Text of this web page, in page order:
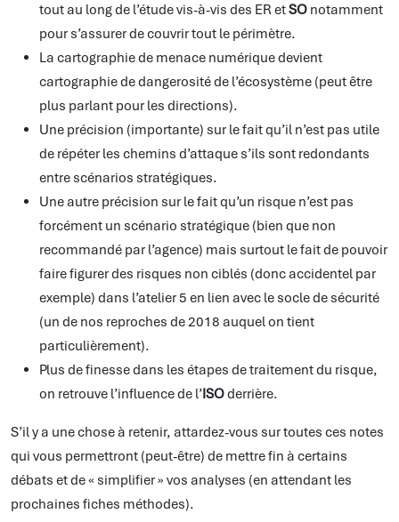
tout au long de l’étude vis-à-vis des ER etSO notamment
pour s’assurer de couvrir tout le périmètre.
La cartographie de menace numérique devient
cartographie de dangerosité de l’écosystème (peut être
plus parlant pour les directions).
Une précision (importante) sur le fait qu’il n’est pas utile
de répéter les chemins d’attaque s’ils sont redondants
entre scénarios stratégiques.
Une autre précision sur le fait qu’un risque n’est pas
forcément un scénario stratégique (bien que non
recommandé par l’agence) mais surtout le fait de pouvoir
faire figurer des risques non ciblés (donc accidentel par
exemple) dans l’atelier 5 en lien avec le socle de sécurité
(un de nos reproches de 2018 auquel on tient
particulièrement).
Plus de finesse dans les étapes de traitement du risque,
on retrouve l’influence de l’ISOderrière.
S’il y a une chose à retenir, attardez-vous sur toutes ces notes
qui vous permettront (peut-être) de mettre fin à certains
débats et de « simplifier » vos analyses (en attendant les
prochaines fiches méthodes).